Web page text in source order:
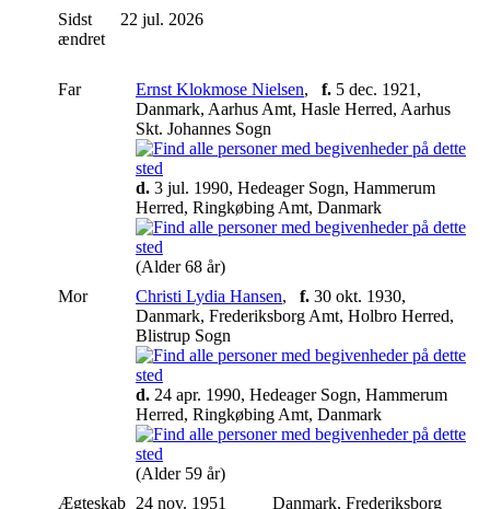
Sidst
ændret
22 jul. 2026
Far Ernst Klokmose Nielsen, f. 5 dec. 1921,
Danmark, Aarhus Amt, Hasle Herred, Aarhus
Skt. Johannes Sogn
d. 3 jul. 1990, Hedeager Sogn, Hammerum
Herred, Ringkøbing Amt, Danmark
(Alder 68 år)
Mor
Christi Lydia Hansen, f. 30 okt. 1930,
Danmark, Frederiksborg Amt, Holbro Herred,
Blistrup Sogn
d. 24 apr. 1990, Hedeager Sogn, Hammerum
Herred, Ringkøbing Amt, Danmark
(Alder 59 år)
Ægteskab 24 nov. 1951
Danmark, Frederiksborg